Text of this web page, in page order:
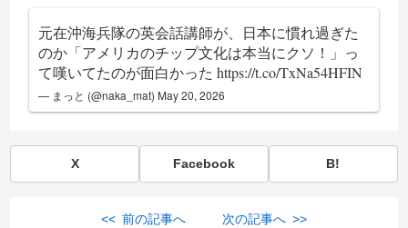
元在沖海兵隊の英会話講師が、日本に慣れ過ぎた
のか「アメリカのチップ文化は本当にクソ！」っ
て嘆いてたのが面白かったhttps://t.co/TxNa54HFIN
— まっと (@naka_mat) May 20, 2026
X Facebook B!
<< 前の記事へ 次の記事へ >>